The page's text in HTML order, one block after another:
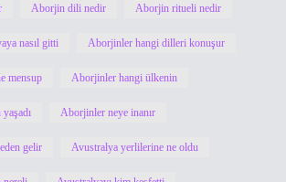
Aborjin dili nedir Aborjin ritueli nedir
nasıl gitti Aborjinler hangi dilleri konuşur
mensup Aborjinler hangi ülkenin
Aborjinler neye inanır
gelir Avustralya yerlilerine ne oldu